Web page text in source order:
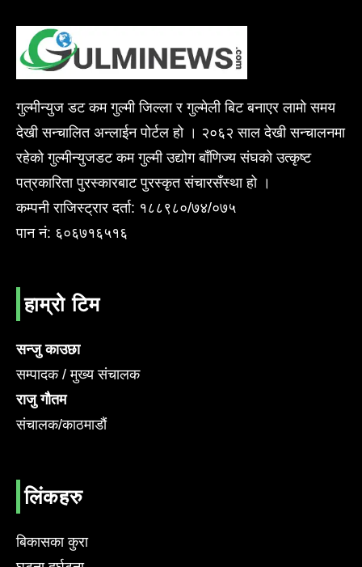
गुल्मीन्युज डट कम गुल्मी जिल्ला र गुल्मेली बिट बनाएर लामो समय
देखी सन्चालित अन्लाईन पोर्टल हो । २०६२ साल देखी सन्चालनमा
रहेको गुल्मीन्युजडट कम गुल्मी उद्योग बाँणिज्य संघको उत्कृष्ट
पत्रकारिता पुरस्कारबाट पुरस्कृत संचारसँस्था हो ।
कम्पनी राजिस्ट्रार दर्ता: १८८९८०/७४/०७५
पान नं: ६०६७१६५१६
हाम्रो टिम
सन्जु काउछा
सम्पादक / मुख्य संचालक
राजु गौतम
संचालक/काठमाडौं
लिंकहरु
बिकासका कुरा